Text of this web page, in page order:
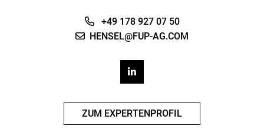
+49 178 927 07 50
HENSEL@FUP-AG.COM
ZUM EXPERTENPROFIL